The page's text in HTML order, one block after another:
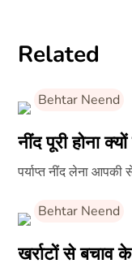
Related
Behtar Neend
नींद पूरी होना
पर्याप्त नींद लेना
Behtar Neend
खर्राटों से बचाव